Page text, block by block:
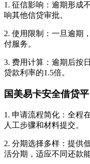
1. 征信影响：逾期形成
响其他信贷审批。
2. 使用限制：一旦逾期
付服务。
3. 费用计算：逾期后按
贷款利率的1.5倍。
国美易卡安全借贷平
1. 申请流程简化：全程
人工步骤和材料提交。
2. 分期选择多样：提供
活分期，适应不同还款能